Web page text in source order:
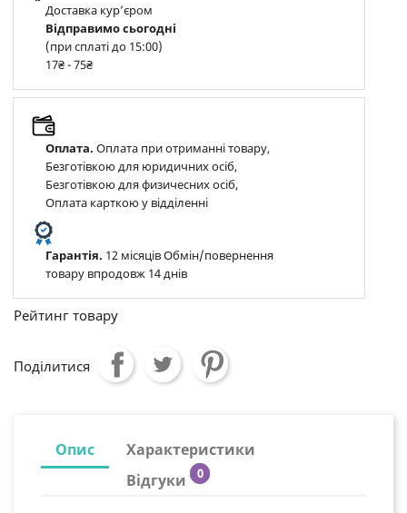
Доставка курʼєром
Відправимо сьогодні
(при сплаті до 15:00)
17₴ - 75₴
Оплата. Оплата при отриманні товару,
Безготівкою для юридичних осіб,
Безготівкою для физичесних осіб,
Оплата карткою у відділенні
Гарантія. 12 місяців Обмін/повернення
товару впродовж 14 днів
Рейтинг товару
Поділитися
Опис
Характеристики
Відгуки
0